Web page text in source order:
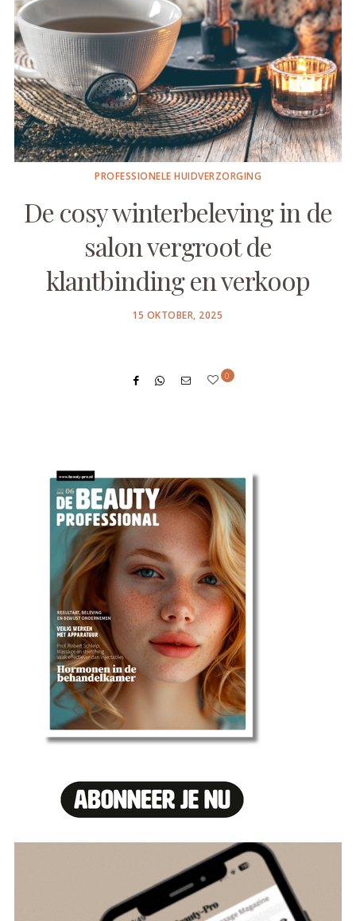
PROFESSIONELE HUIDVERZORGING
De cosy winterbeleving in de
salon vergroot de
klantbinding en verkoop
POSTED
15 OKTOBER, 2025
0